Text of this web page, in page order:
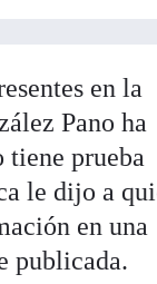
en la
Pano ha
tiene prueba
le dijo a
en una
publicada.